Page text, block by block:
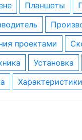
планшеты
проектами
установка
характеристики